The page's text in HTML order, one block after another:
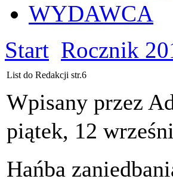
WYDAWCA
Start Rocznik
List do Redakcji str.6
Wpisany przez
piątek, 12
Hańba